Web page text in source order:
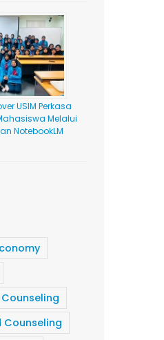
USIM Perkasa
Melalui
NotebookLM
Counseling